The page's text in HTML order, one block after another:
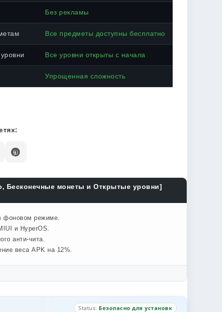
Без рекламы
Все предметы доступны бесплатно
Все уровни открыты с начала
Упрощенная сложность
Бесконечные монеты и Открытые уровни]
фоновом режиме.
и HyperOS.
анти-чита.
веса APK на 12%.
Status: Безопасно для установк